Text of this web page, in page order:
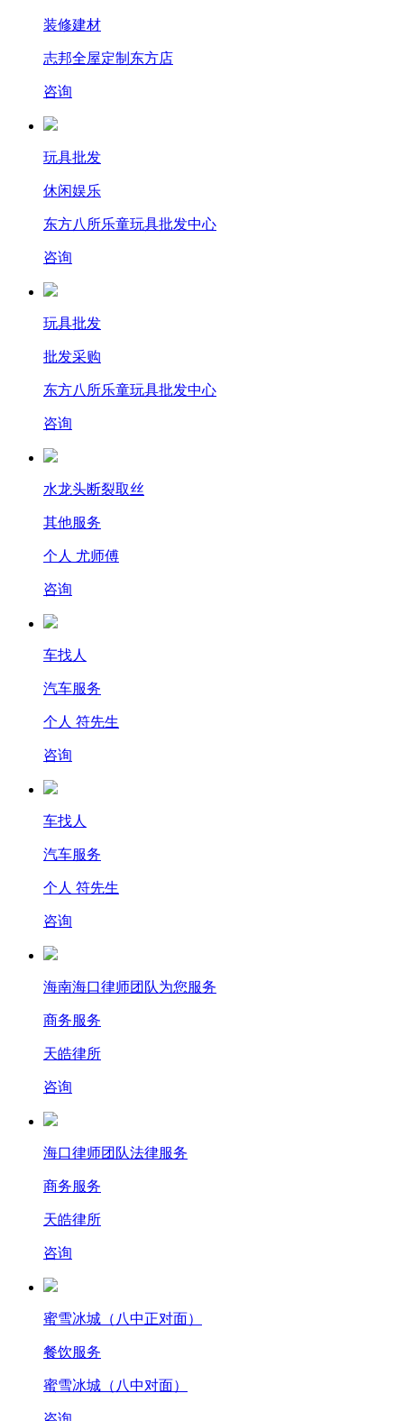
装修建材
志邦全屋定制东方店
咨询
玩具批发
休闲娱乐
东方八所乐童玩具批发中心
咨询
玩具批发
批发采购
东方八所乐童玩具批发中心
咨询
水龙头断裂取丝
其他服务
个人 尤师傅
咨询
车找人
汽车服务
个人 符先生
咨询
车找人
汽车服务
个人 符先生
咨询
海南海口律师团队为您服务
商务服务
天皓律所
咨询
海口律师团队法律服务
商务服务
天皓律所
咨询
蜜雪冰城（八中正对面）
餐饮服务
蜜雪冰城（八中对面）